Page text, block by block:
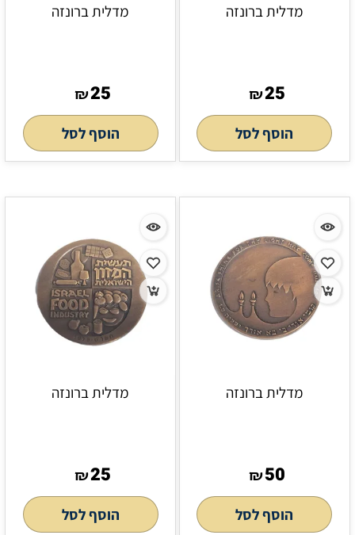
מדלית ברונזה
₪25
הוסף לסל
מדלית ברונזה
₪25
הוסף לסל
מדלית ברונזה
₪50
הוסף לסל
מדלית ברונזה
₪25
הוסף לסל